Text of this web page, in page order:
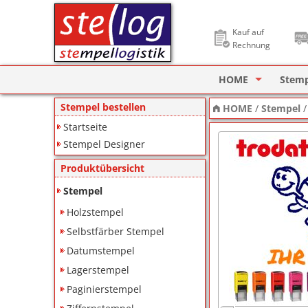
Kauf auf
Rechnung
HOME
Stempel Designer
ImageCard
Stempel bestellen
Startseite
Stempel Designer
Produktübersicht
Stempel
Holzstempel
Selbstfärber Stempel
Datumstempel
Lagerstempel
Paginierstempel
HOME /Stempel /